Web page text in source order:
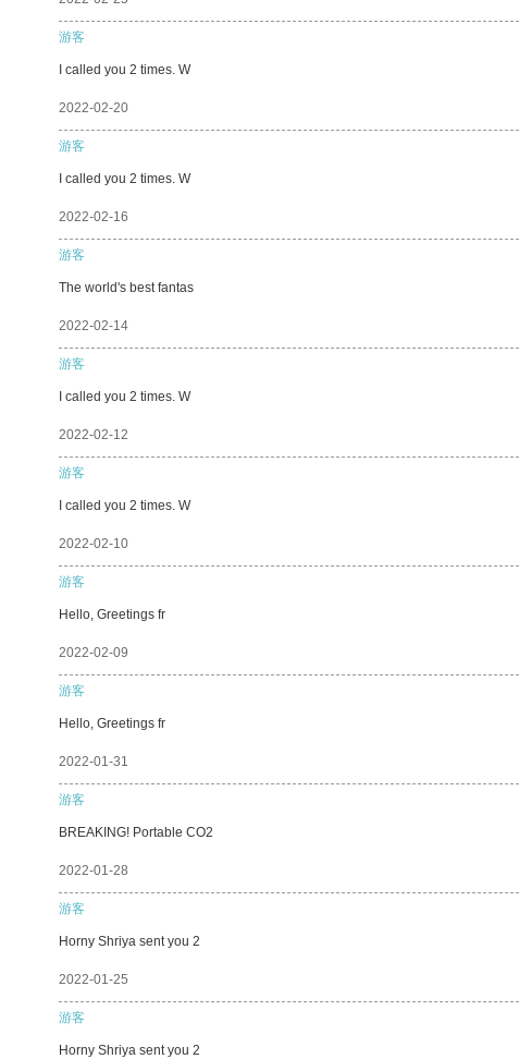
游客
I called you 2 times. W
2022-02-20
游客
I called you 2 times. W
2022-02-16
游客
The world's best fantas
2022-02-14
游客
I called you 2 times. W
2022-02-12
游客
I called you 2 times. W
2022-02-10
游客
Hello, Greetings fr
2022-02-09
游客
Hello, Greetings fr
2022-01-31
游客
BREAKING! Portable CO2
2022-01-28
游客
Horny Shriya sent you 2
2022-01-25
游客
Horny Shriya sent you 2